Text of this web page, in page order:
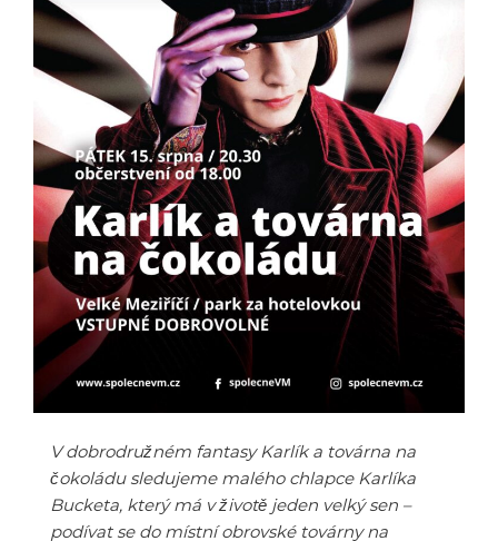
V dobrodružném fantasy Karlík a továrna na
čokoládu sledujeme malého chlapce Karlíka
Bucketa, který má v životě jeden velký sen –
podívat se do místní obrovské továrny na